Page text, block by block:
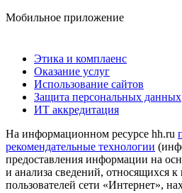
Мобильное приложение
Этика и комплаенс
Оказание услуг
Использование сайтов
Защита персональных данных
ИТ аккредитация
На информационном ресурсе hh.ru
рекомендательные технологии
предоставления информации на
и анализа сведений, относящихся
пользователей сети «Интернет»,